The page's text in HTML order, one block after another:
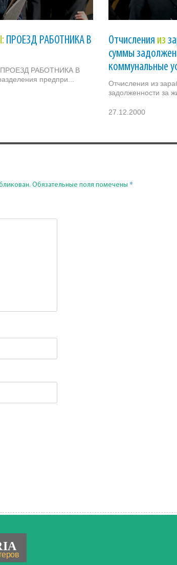
ПРОЕЗД РАБОТНИКА В
РАБОТНИКА В
предпри...
Отчисления из
суммы
коммунальные
Отчисления из
задолженности за
27.12.2000
Обязательные поля помечены *